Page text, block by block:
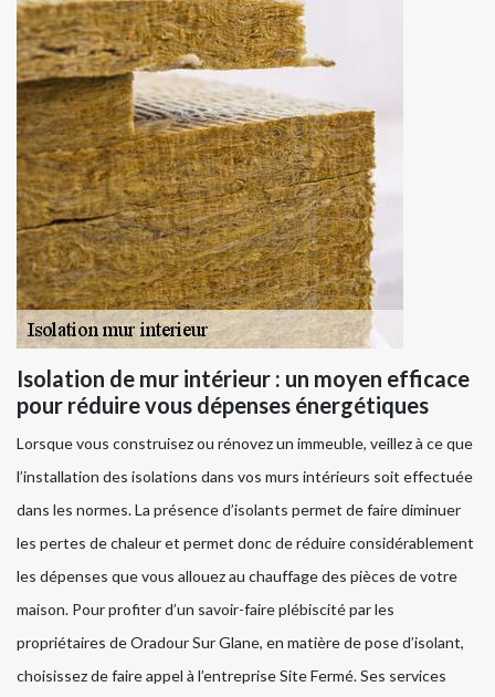
Isolation de mur intérieur : un moyen efficace
pour réduire vous dépenses énergétiques
Lorsque vous construisez ou rénovez un immeuble, veillez à ce que
l’installation des isolations dans vos murs intérieurs soit effectuée
dans les normes. La présence d’isolants permet de faire diminuer
les pertes de chaleur et permet donc de réduire considérablement
les dépenses que vous allouez au chauffage des pièces de votre
maison. Pour profiter d’un savoir-faire plébiscité par les
propriétaires de Oradour Sur Glane, en matière de pose d’isolant,
choisissez de faire appel à l’entreprise Site Fermé. Ses services